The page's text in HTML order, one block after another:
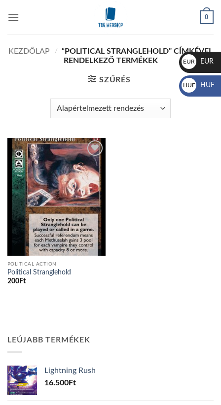
0
KEZDŐLAP / “POLITICAL STRANGLEHOLD” CÍMKÉVEL
RENDELKEZŐ TERMÉKEK
SZŰRÉS
Add to
wishlist
POLITICAL ACTION
Political Stranglehold
200Ft
LEÚJABB TERMÉKEK
Lightning Rush
16.500Ft
EUR
€
EUR
HUF
Ft
HUF